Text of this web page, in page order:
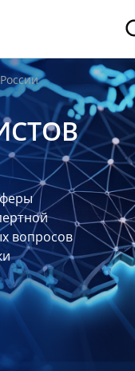
вопросов